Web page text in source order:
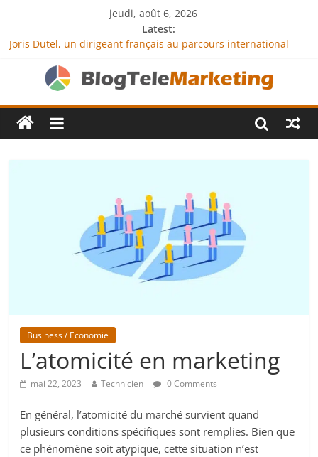
jeudi, août 6, 2026
Latest:
Joris Dutel, un dirigeant français au parcours international
Agria Assurance Animaux : comment l’entreprise se
démarque-t-elle de la concurrence ?
JCA Academy : l’excellence au service de l’indépendance
financière
Denis Bouclon : la diplomatie éducative comme moteur de
Business / Economie
L’atomicité en marketing
mai 22, 2023 Technicien 0 Comments
En général, l’atomicité du marché survient quand
plusieurs conditions spécifiques sont remplies. Bien que
ce phénomène soit atypique, cette situation n’est